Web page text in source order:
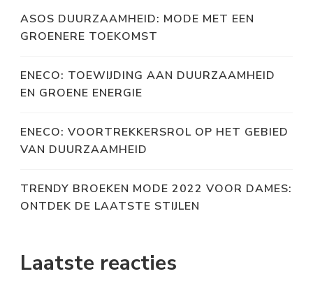
ASOS DUURZAAMHEID: MODE MET EEN
GROENERE TOEKOMST
ENECO: TOEWIJDING AAN DUURZAAMHEID
EN GROENE ENERGIE
ENECO: VOORTREKKERSROL OP HET GEBIED
VAN DUURZAAMHEID
TRENDY BROEKEN MODE 2022 VOOR DAMES:
ONTDEK DE LAATSTE STIJLEN
Laatste reacties